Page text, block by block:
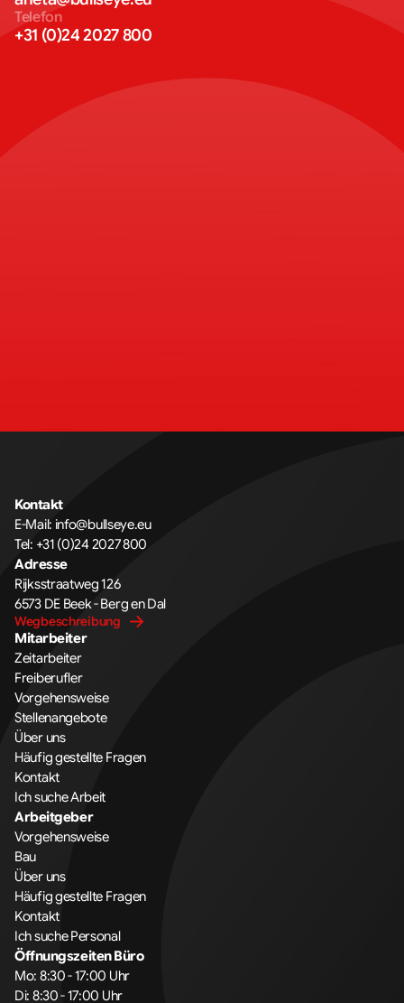
Telefon
+31 (0)24 2027 800
Kontakt
E-Mail: info@bullseye.eu
Tel: +31 (0)24 2027 800
Adresse
Rijksstraatweg 126
6573 DE Beek - Berg en Dal
Wegbeschreibung
Mitarbeiter
Zeitarbeiter
Freiberufler
Vorgehensweise
Stellenangebote
Über uns
Häufig gestellte Fragen
Kontakt
Ich suche Arbeit
Arbeitgeber
Vorgehensweise
Bau
Über uns
Häufig gestellte Fragen
Kontakt
Ich suche Personal
Öffnungszeiten Büro
Mo: 8:30 - 17:00 Uhr
Di: 8:30 - 17:00 Uhr